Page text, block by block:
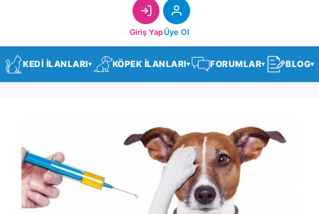
Giriş YapÜye Ol
KEDİ İLANLARI▾ KÖPEK İLANLARI▾ FORUMLAR▾ BLOG▾